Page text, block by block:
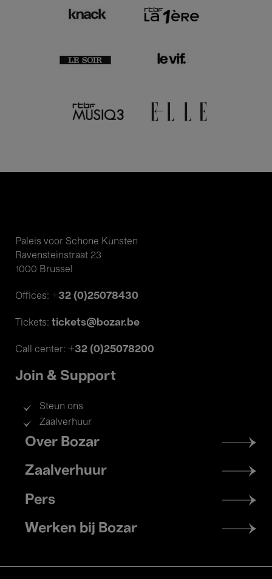
Paleis voor Schone Kunsten
Ravensteinstraat 23
1000 Brussel
Offices: +32 (0)25078430
Tickets: tickets@bozar.be
Call center: +32 (0)25078200
Join & Support
Steun ons
Zaalverhuur
Footer
menu
Over Bozar
Zaalverhuur
Pers
Werken bij Bozar